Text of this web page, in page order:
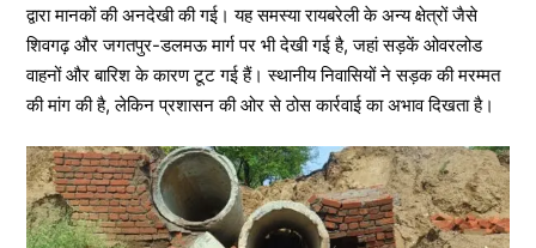
द्वारा मानकों की अनदेखी की गई। यह समस्या रायबरेली के अन्य क्षेत्रों जैसे
शिवगढ़ और जगतपुर-डलमऊ मार्ग पर भी देखी गई है, जहां सड़कें ओवरलोड
वाहनों और बारिश के कारण टूट गई हैं। स्थानीय निवासियों ने सड़क की मरम्मत
की मांग की है, लेकिन प्रशासन की ओर से ठोस कार्रवाई का अभाव दिखता है।